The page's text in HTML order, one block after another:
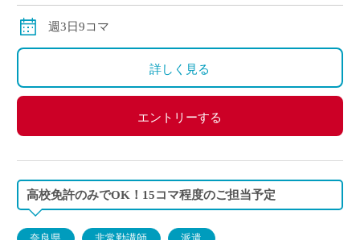
週3日9コマ
詳しく見る
エントリーする
高校免許のみでOK！15コマ程度のご担当予定